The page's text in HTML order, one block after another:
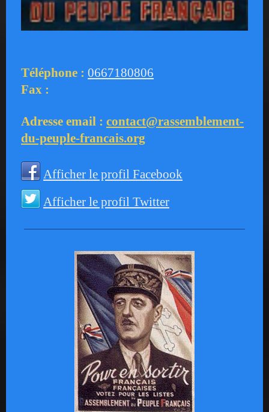
Téléphone : 0667180806
Fax :
Adresse email : contact@rassemblement-
du-peuple-francais.org
Afficher le profil Facebook
Afficher le profil Twitter